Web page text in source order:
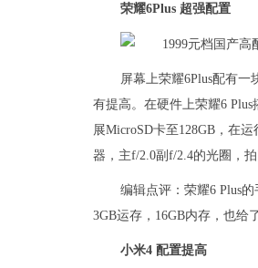
荣耀6Plus 超强配置
屏幕上荣耀6Plus配有
有提高。在硬件上荣耀6
展MicroSD卡至128GB，在
器，主f/2.0副f/2.4的光圈，
编辑点评：荣耀6 Plus
3GB运存，16GB内存，也给
小米4 配置提高